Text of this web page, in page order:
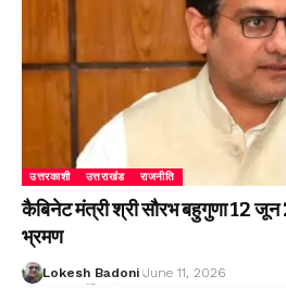
उत्तरकाशी उत्तराखंड राजनीति
कैबिनेट मंत्री श्री सौरभ बहुगुणा 12
भ्रमण
Lokesh Badoni June 11, 2026